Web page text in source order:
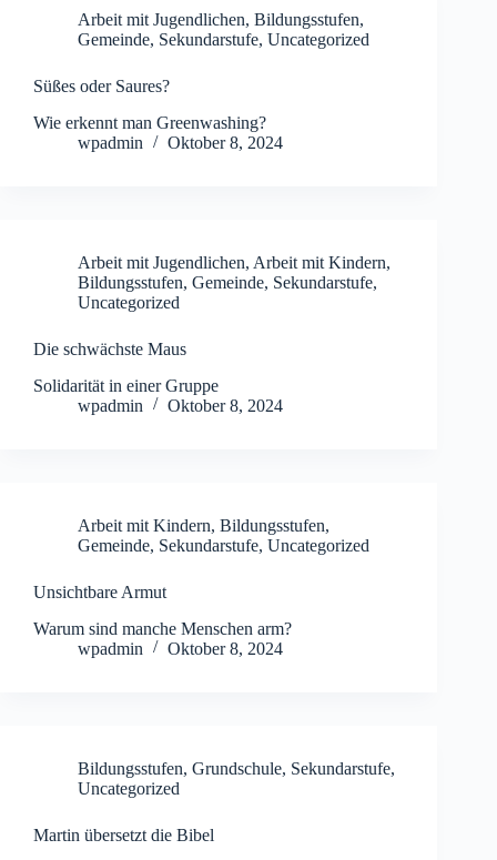
Arbeit mit Jugendlichen, Bildungsstufen,
Gemeinde, Sekundarstufe, Uncategorized
Süßes oder Saures?
Wie erkennt man Greenwashing?
wpadmin
Oktober 8, 2024
Arbeit mit Jugendlichen, Arbeit mit Kindern,
Bildungsstufen, Gemeinde, Sekundarstufe,
Uncategorized
Die schwächste Maus
Solidarität in einer Gruppe
wpadmin
Oktober 8, 2024
Arbeit mit Kindern, Bildungsstufen,
Gemeinde, Sekundarstufe, Uncategorized
Unsichtbare Armut
Warum sind manche Menschen arm?
wpadmin
Oktober 8, 2024
Bildungsstufen, Grundschule, Sekundarstufe,
Uncategorized
Martin übersetzt die Bibel